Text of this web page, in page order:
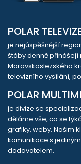
POLAR
je nejúspěšnější
štáby denně
Moravskoslezského
televizního vysílání,
POLAR
je divize se
děláme vše, co se
grafiky, weby. Našim
komunikace s
dodavatelem.